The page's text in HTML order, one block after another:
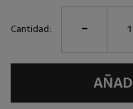
Cantidad: